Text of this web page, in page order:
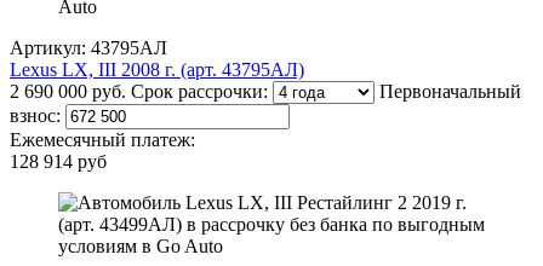
Артикул: 43795АЛ
Lexus LX, III 2008 г. (арт. 43795АЛ)
2 690 000 руб. Срок рассрочки:
Первоначальный
взнос:
Ежемесячный платеж:
128 914 руб